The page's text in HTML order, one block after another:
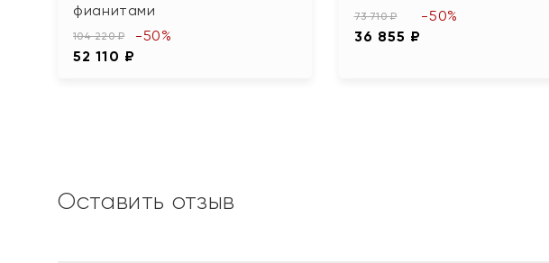
фианитами
104 220 ₽
52 110 ₽
-50%
73 710 ₽
36 855 ₽
-50%
Оставить отзыв